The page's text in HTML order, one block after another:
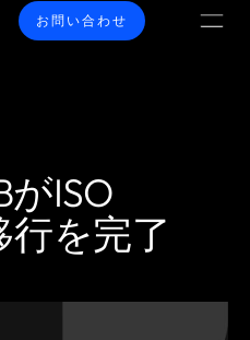
お問い合わせ
ISO
を完了